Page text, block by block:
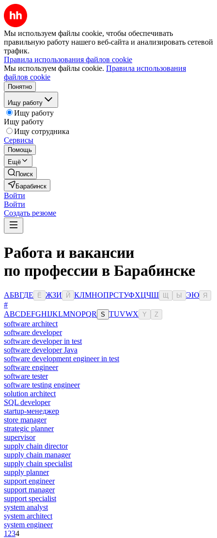
Мы используем файлы cookie, чтобы обеспечивать
правильную работу нашего веб-сайта и анализировать сетевой
трафик.
Правила использования файлов cookie
Мы используем файлы cookie. Правила использования
файлов cookie
Понятно
Ищу работу
Ищу работу
Ищу работу
Ищу сотрудника
Сервисы
Помощь
Ещё
Поиск
Барабинск
Войти
Войти
Создать резюме
Работа и вакансии
по профессии в Барабинске
АБВГДЕ Ё ЖЗИ Й КЛМНОПРСТУФХЦЧШ Ы ЭЮ Я
#
ABCDEFGHIJKLMNOPQR S TUVWX Y Z
software architect
software developer
software developer in test
software developer Java
software development engineer in test
software engineer
software tester
software testing engineer
solution architect
SQL developer
startup-менеджер
store manager
strategic planner
supervisor
supply chain director
supply chain manager
supply chain specialist
supply planner
support engineer
support manager
support specialist
system analyst
system architect
system engineer
1 234